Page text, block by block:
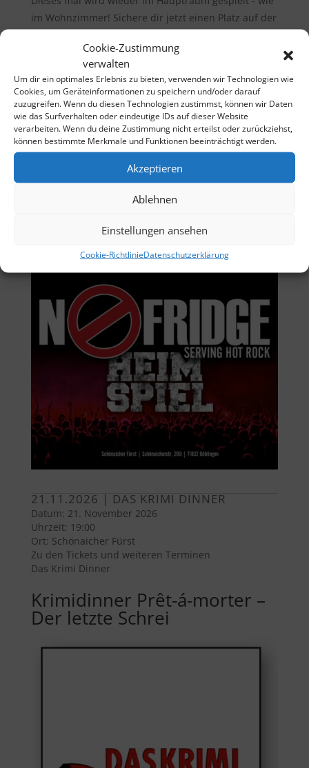
Cookie-Zustimmung
verwalten
Um dir ein optimales Erlebnis zu bieten, verwenden wir Technologien wie
Cookies, um Geräteinformationen zu speichern und/oder darauf
zuzugreifen. Wenn du diesen Technologien zustimmst, können wir Daten
wie das Surfverhalten oder eindeutige IDs auf dieser Website
verarbeiten. Wenn du deine Zustimmung nicht erteilst oder zurückziehst,
können bestimmte Merkmale und Funktionen beeinträchtigt werden.
Akzeptieren
Ablehnen
Einstellungen ansehen
Cookie-RichtlinieDatenschutzerklärung
im Wohnzimmer! Sichere dir jetzt einen Platz auf der
abrocken kannst. Einfach via Facebook, Instagram, E-
Mail, WhatsApp beim Schönaicher Fürst melden,
und schon ist dein Platz gesichert!
Und es ist ja üblich, das wenn man Menschen zu
sich ins Wohnzimmer einlädt um eine Party zu
feiern, dann ist der Eintritt natürlich frei ;-) ..und der
Mehr Infos über Facebook
21.11.2026 | DAS KRIMI DINNER
Datum: 21. November 2026
Uhrzeit: 19:00
Ort: Schönaicher Fürst
Zu den Tickets und weiteren Terminen
Das Krimi Dinner
Krimidinner Prêt-á-morter –
Der letzte Schrei